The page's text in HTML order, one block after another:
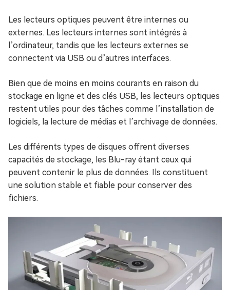
Les lecteurs optiques peuvent être internes ou
externes. Les lecteurs internes sont intégrés à
l’ordinateur, tandis que les lecteurs externes se
connectent via USB ou d’autres interfaces.
Bien que de moins en moins courants en raison du
stockage en ligne et des clés USB, les lecteurs optiques
restent utiles pour des tâches comme l’installation de
logiciels, la lecture de médias et l’archivage de données.
Les différents types de disques offrent diverses
capacités de stockage, les Blu-ray étant ceux qui
peuvent contenir le plus de données. Ils constituent
une solution stable et fiable pour conserver des
fichiers.